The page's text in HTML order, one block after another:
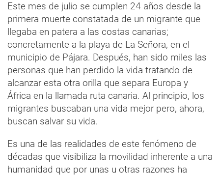
Este mes de julio se cumplen 24 años desde la
primera muerte constatada de un migrante que
llegaba en patera a las costas canarias;
concretamente a la playa de La Señora, en el
municipio de Pájara. Después, han sido miles las
personas que han perdido la vida tratando de
alcanzar esta otra orilla que separa Europa y
África en la llamada ruta canaria. Al principio, los
migrantes buscaban una vida mejor pero, ahora,
buscan salvar su vida.
Es una de las realidades de este fenómeno de
décadas que visibiliza la movilidad inherente a una
humanidad que por unas u otras razones ha